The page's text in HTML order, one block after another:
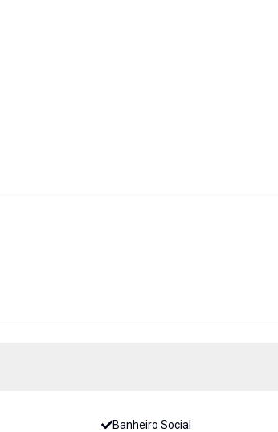
Banheiro Social